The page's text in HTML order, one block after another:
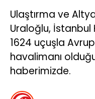
Ulaştırma ve
Uraloğlu, İstanbul
1624 uçuşla
havalimanı
haberimizde.